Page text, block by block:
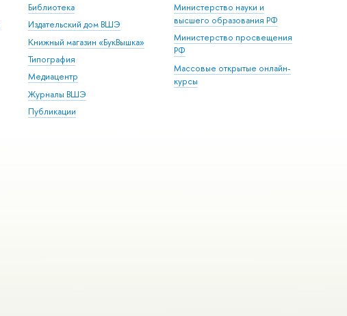
Библиотека
Издательский дом ВШЭ
Книжный магазин «БукВышка»
Типография
Медиацентр
Журналы ВШЭ
Публикации
Министерство науки и
высшего образования РФ
Министерство просвещения
РФ
Массовые открытые онлайн-
курсы